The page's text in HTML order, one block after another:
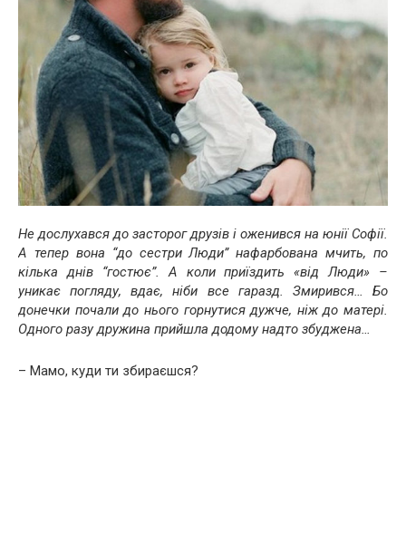
Не дослухався до засторог друзів і оженився на юнії Софії.
А тепер вона “до сестри Люди” нафарбована мчить, по
кілька днів “гостює”. А коли приїздить «від Люди» –
уникає погляду, вдає, ніби все гаразд. Змирився… Бо
донечки почали до нього горнутися дужче, ніж до матері.
Одного разу дружина прийшла додому надто збуджена…
– Мамо, куди ти збираєшся?